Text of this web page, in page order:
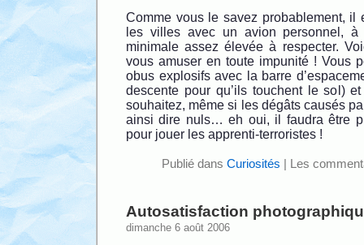
Comme vous le savez probablement, il
les villes avec un avion personnel, à
minimale assez élevée à respecter.
vous amuser en toute impunité ! Vous
obus explosifs avec la barre
descente pour qu’ils touchent le sol)
souhaitez, même si les dégâts causés
ainsi dire nuls… eh oui, il faudra être
pour jouer les apprenti-terroristes !
Publié dans Curiosités Les
Autosatisfaction
dimanche 6 août 2006